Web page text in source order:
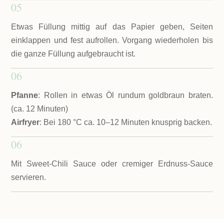
05
Etwas Füllung mittig auf das Papier geben, Seiten
einklappen und fest aufrollen. Vorgang wiederholen bis
die ganze Füllung aufgebraucht ist.
06
Pfanne: Rollen in etwas Öl rundum goldbraun braten.
(ca. 12 Minuten)
Airfryer: Bei 180 °C ca. 10–12 Minuten knusprig backen.
06
Mit Sweet-Chili Sauce oder cremiger Erdnuss-Sauce
servieren.